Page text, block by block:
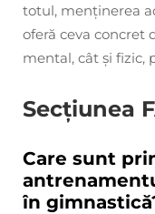
totul, menținerea
oferă ceva concret
mental, cât și fizic,
Secțiunea
Care sunt
în